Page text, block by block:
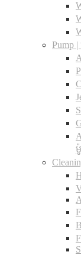
Pump